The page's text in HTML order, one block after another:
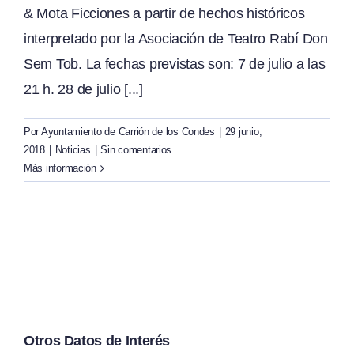
& Mota Ficciones a partir de hechos históricos
interpretado por la Asociación de Teatro Rabí Don
Sem Tob. La fechas previstas son: 7 de julio a las
21 h. 28 de julio [...]
Por Ayuntamiento de Carrión de los Condes
29 junio,
2018
Noticias
Sin comentarios
Más información
Otros Datos de Interés